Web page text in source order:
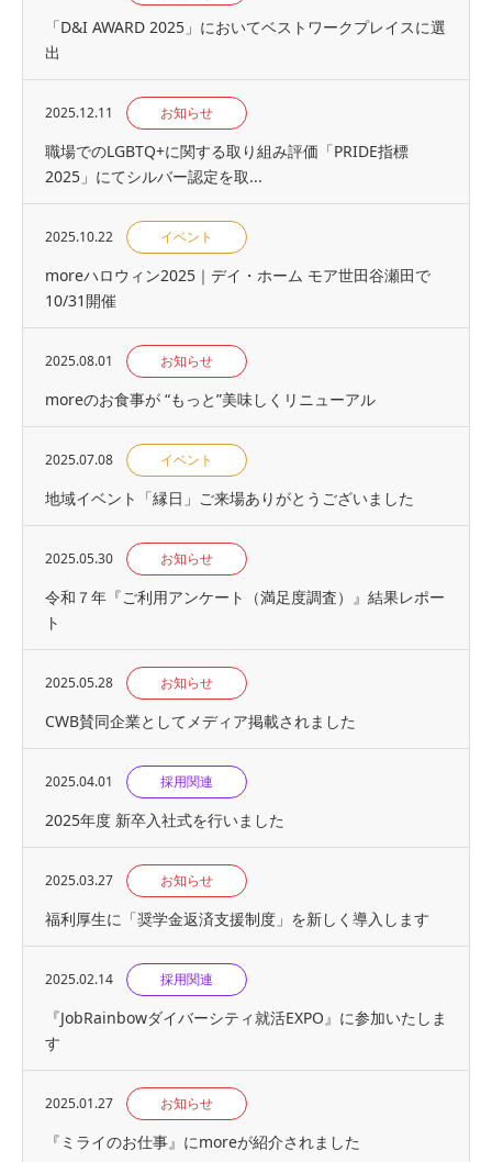
「D&I AWARD 2025」においてベストワークプレイスに選
出
2025.12.11 お知らせ
職場でのLGBTQ+に関する取り組み評価「PRIDE指標
2025」にてシルバー認定を取...
2025.10.22 イベント
moreハロウィン2025｜デイ・ホーム モア世田谷瀬田で
10/31開催
2025.08.01 お知らせ
moreのお食事が “もっと”美味しくリニューアル
2025.07.08 イベント
地域イベント「縁⽇」ご来場ありがとうございました
2025.05.30 お知らせ
令和７年『ご利用アンケート（満足度調査）』結果レポー
ト
2025.05.28 お知らせ
CWB賛同企業としてメディア掲載されました
2025.04.01 採用関連
2025年度 新卒入社式を行いました
2025.03.27 お知らせ
福利厚生に「奨学金返済支援制度」を新しく導入します
2025.02.14 採用関連
『JobRainbowダイバーシティ就活EXPO』に参加いたしま
す
2025.01.27 お知らせ
『ミライのお仕事』にmoreが紹介されました